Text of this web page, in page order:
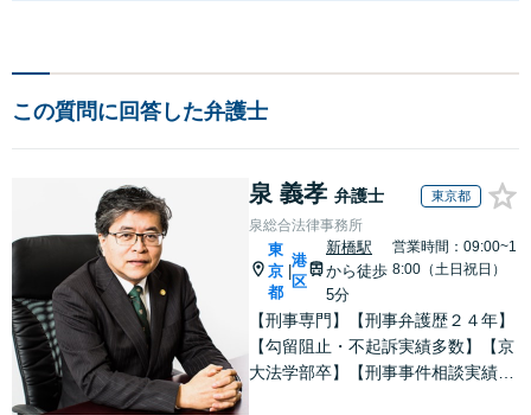
この質問に回答した弁護士
泉 義孝 弁護士 東京都
泉総合法律事務所
東
京
都
港
区
新橋駅
から徒歩
5分
営業時間：09:00~1
8:00（土日祝日）
【刑事専門】【刑事弁護歴２４年】
【勾留阻止・不起訴実績多数】【京
大法学部卒】【刑事事件相談実績77